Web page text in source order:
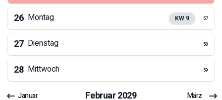
26 Montag KW 9 57
27 Dienstag 58
28 Mittwoch 59
Januar Februar2029 März